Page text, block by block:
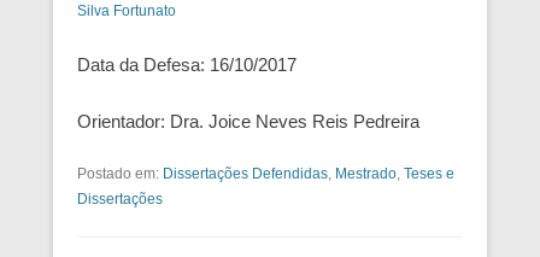
Silva Fortunato
Data da Defesa: 16/10/2017
Orientador: Dra. Joice Neves Reis Pedreira
Postado em: Dissertações Defendidas, Mestrado, Teses e
Dissertações